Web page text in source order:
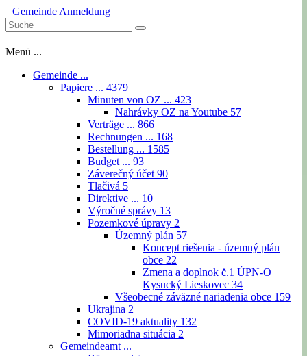
Gemeinde Anmeldung
Menü ...
Gemeinde ...
Papiere ... 4379
Minuten von OZ ... 423
Nahrávky OZ na Youtube 57
Verträge ... 866
Rechnungen ... 168
Bestellung ... 1585
Budget ... 93
Záverečný účet 90
Tlačivá 5
Direktive ... 10
Výročné správy 13
Pozemkové úpravy 2
Územný plán 57
Koncept riešenia - územný plán
obce 22
Zmena a doplnok č.1 ÚPN-O
Kysucký Lieskovec 34
Všeobecné záväzné nariadenia obce 159
Ukrajina 2
COVID-19 aktuality 132
Mimoriadna situácia 2
Gemeindeamt ...